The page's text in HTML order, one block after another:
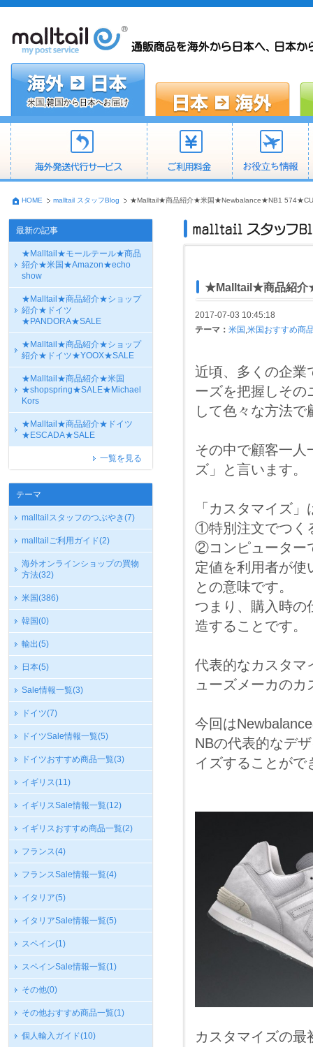
HOME malltail スタッフBlog ★Malltail★商品紹介★米国★Newbalance★NB1
最新の記事
★Malltail★モールテール★商品
紹介★米国★Amazon★echo
show
★Malltail★商品紹介★ショップ
紹介★ドイツ
★PANDORA★SALE
★Malltail★商品紹介★ショップ
紹介★ドイツ★YOOX★SALE
★Malltail★商品紹介★米国
★shopspring★SALE★Michael
Kors
★Malltail★商品紹介★ドイツ
★ESCADA★SALE
一覧を見る
テーマ
malltailスタッフのつぶやき(7)
malltailご利用ガイド(2)
海外オンラインショップの買物
方法(32)
米国(386)
韓国(0)
輸出(5)
日本(5)
Sale情報一覧(3)
ドイツ(7)
ドイツSale情報一覧(5)
ドイツおすすめ商品一覧(3)
イギリス(11)
イギリスSale情報一覧(12)
イギリスおすすめ商品一覧(2)
フランス(4)
フランスSale情報一覧(4)
イタリア(5)
イタリアSale情報一覧(5)
スペイン(1)
スペインSale情報一覧(1)
その他(0)
その他おすすめ商品一覧(1)
個人輸入ガイド(10)
★Malltail★商品紹介
2017-07-03 10:45:18
テーマ： 米国 ,米国おすすめ商
近頃、多くの企業
ーズを把握しその
して色々な方法
その中で顧客一人
ズ」と言います。
「カスタマイズ」
①特別注文でつく
②コンピューター
定値を利用者が使
との意味です。
つまり、購入時の
造することです。
代表的なカスタマ
ューズメーカの
今回は
NBの代表的なデ
イズすることがで
カスタマイズの最